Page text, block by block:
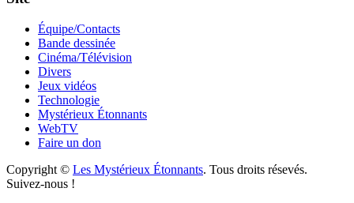
Équipe/Contacts
Bande dessinée
Cinéma/Télévision
Divers
Jeux vidéos
Technologie
Mystérieux Étonnants
WebTV
Faire un don
Copyright © Les Mystérieux Étonnants. Tous droits résevés.
Suivez-nous !